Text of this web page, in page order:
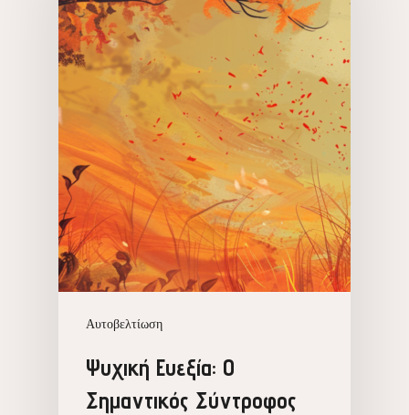
Αυτοβελτίωση
Ψυχική Ευεξία: Ο
Σημαντικός Σύντροφος